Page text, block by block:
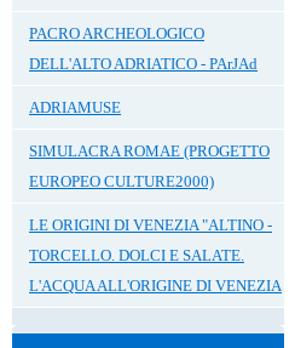
PACRO ARCHEOLOGICO
DELL'ALTO ADRIATICO - PArJAd
ADRIAMUSE
SIMULACRA ROMAE (PROGETTO
EUROPEO CULTURE2000)
LE ORIGINI DI VENEZIA "ALTINO -
TORCELLO. DOLCI E SALATE.
L'ACQUA ALL'ORIGINE DI VENEZIA